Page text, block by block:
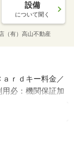
設備
について聞く
（有）高山不動産
ｒｄキー料金／
用必：機関保証加
証料賃料等総額
／［退去時費
いただけま
ンクリーニング